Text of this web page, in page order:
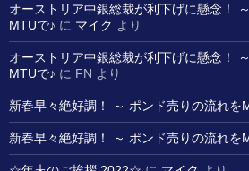
オーストリア中銀総裁が利下げに懸念！
MTUで♪ に マイク より
オーストリア中銀総裁が利下げに懸念！
MTUで♪ に FN より
新春早々絶好調！ ～ ポンド売りの流れを
新春早々絶好調！ ～ ポンド売りの流れを